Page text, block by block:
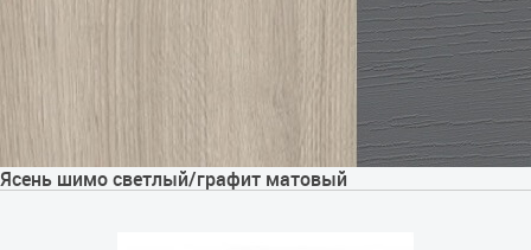
Ясень шимо светлый/графит матовый